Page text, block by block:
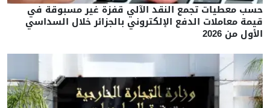
حسب معطيات تجمع النقد الآلي قفزة غير مسبوقة في
قيمة معاملات الدفع الإلكتروني بالجزائر خلال السداسي
الأول من 2026